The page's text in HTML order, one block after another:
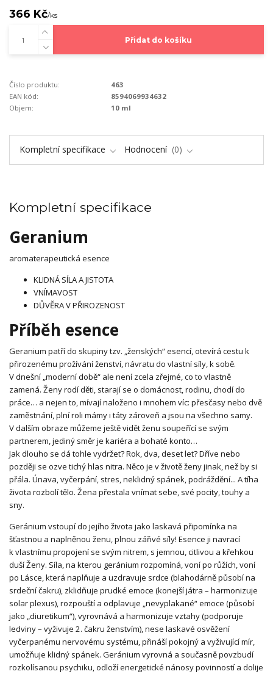
366 Kč/ks
Přidat do košíku
Číslo produktu:
463
EAN kód:
8594069934632
Objem:
10 ml
Kompletní specifikace Hodnocení 0
Kompletní specifikace
Geranium
aromaterapeutická esence
KLIDNÁ SÍLA A JISTOTA
VNÍMAVOST
DŮVĚRA V PŘIROZENOST
Příběh esence
Geranium patří do skupiny tzv. „ženských“ esencí, otevírá cestu k
přirozenému prožívání ženství, návratu do vlastní síly, k sobě.
V dnešní „moderní době“ ale není zcela zřejmé, co to vlastně
zamená. Ženy rodí děti, starají se o domácnost, rodinu, chodí do
práce… a nejen to, mívají naloženo i mnohem víc: přesčasy nebo dvě
zaměstnání, plní roli mámy i táty zároveň a jsou na všechno samy.
V dalším obraze můžeme ještě vidět ženu soupeřící se svým
partnerem, jediný směr je kariéra a bohaté konto…
Jak dlouho se dá tohle vydržet? Rok, dva, deset let? Dříve nebo
později se ozve tichý hlas nitra. Něco je v životě ženy jinak, než by si
přála. Únava, vyčerpání, stres, neklidný spánek, podráždění... A tíha
života rozbolí tělo. Žena přestala vnímat sebe, své pocity, touhy a
sny.
Geránium vstoupí do jejího života jako laskavá připomínka na
šťastnou a naplněnou ženu, plnou zářivé síly! Esence ji navrací
k vlastnímu propojení se svým nitrem, s jemnou, citlivou a křehkou
duší Ženy. Síla, na kterou geránium rozpomíná, voní po růžích, voní
po Lásce, která naplňuje a uzdravuje srdce (blahodárně působí na
srdeční čakru), zklidňuje prudké emoce (konejší játra – harmonizuje
solar plexus), rozpouští a odplavuje „nevyplakané“ emoce (působí
jako „diuretikum“), vyrovnává a harmonizuje vztahy (podporuje
ledviny – vyživuje 2. čakru ženstvím), nese laskavé osvěžení
vyčerpanému nervovému systému, přináší pokojný a vyživující mír,
umožňuje klidný spánek. Geránium vyrovná a současně povzbudí
rozkolísanou psychiku, odloží energetické nánosy povinností a dolije